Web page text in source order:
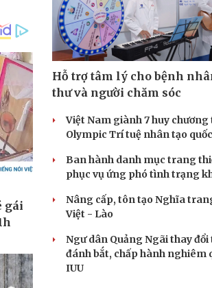
Hỗ trợ tâm lý cho bệnh
thư và người chăm sóc
Việt Nam giành 7 huy chương
Olympic Trí tuệ nhân tạo
Ban hành danh mục trang
phục vụ ứng phó tình trạng
Nâng cấp, tôn tạo Nghĩa
Việt - Lào
Ngư dân Quảng Ngãi thay đổi
đánh bắt, chấp hành nghiêm
IUU